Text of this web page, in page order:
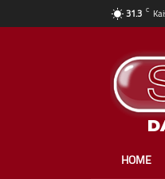
31.3 C
HOME